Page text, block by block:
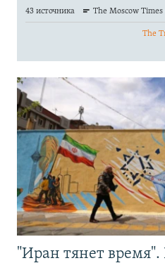
"Иран тянет время".